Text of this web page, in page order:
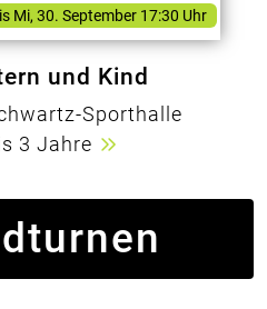
Mi, 30. September 17:30 Uhr
und Kind
Sporthalle
3 Jahre